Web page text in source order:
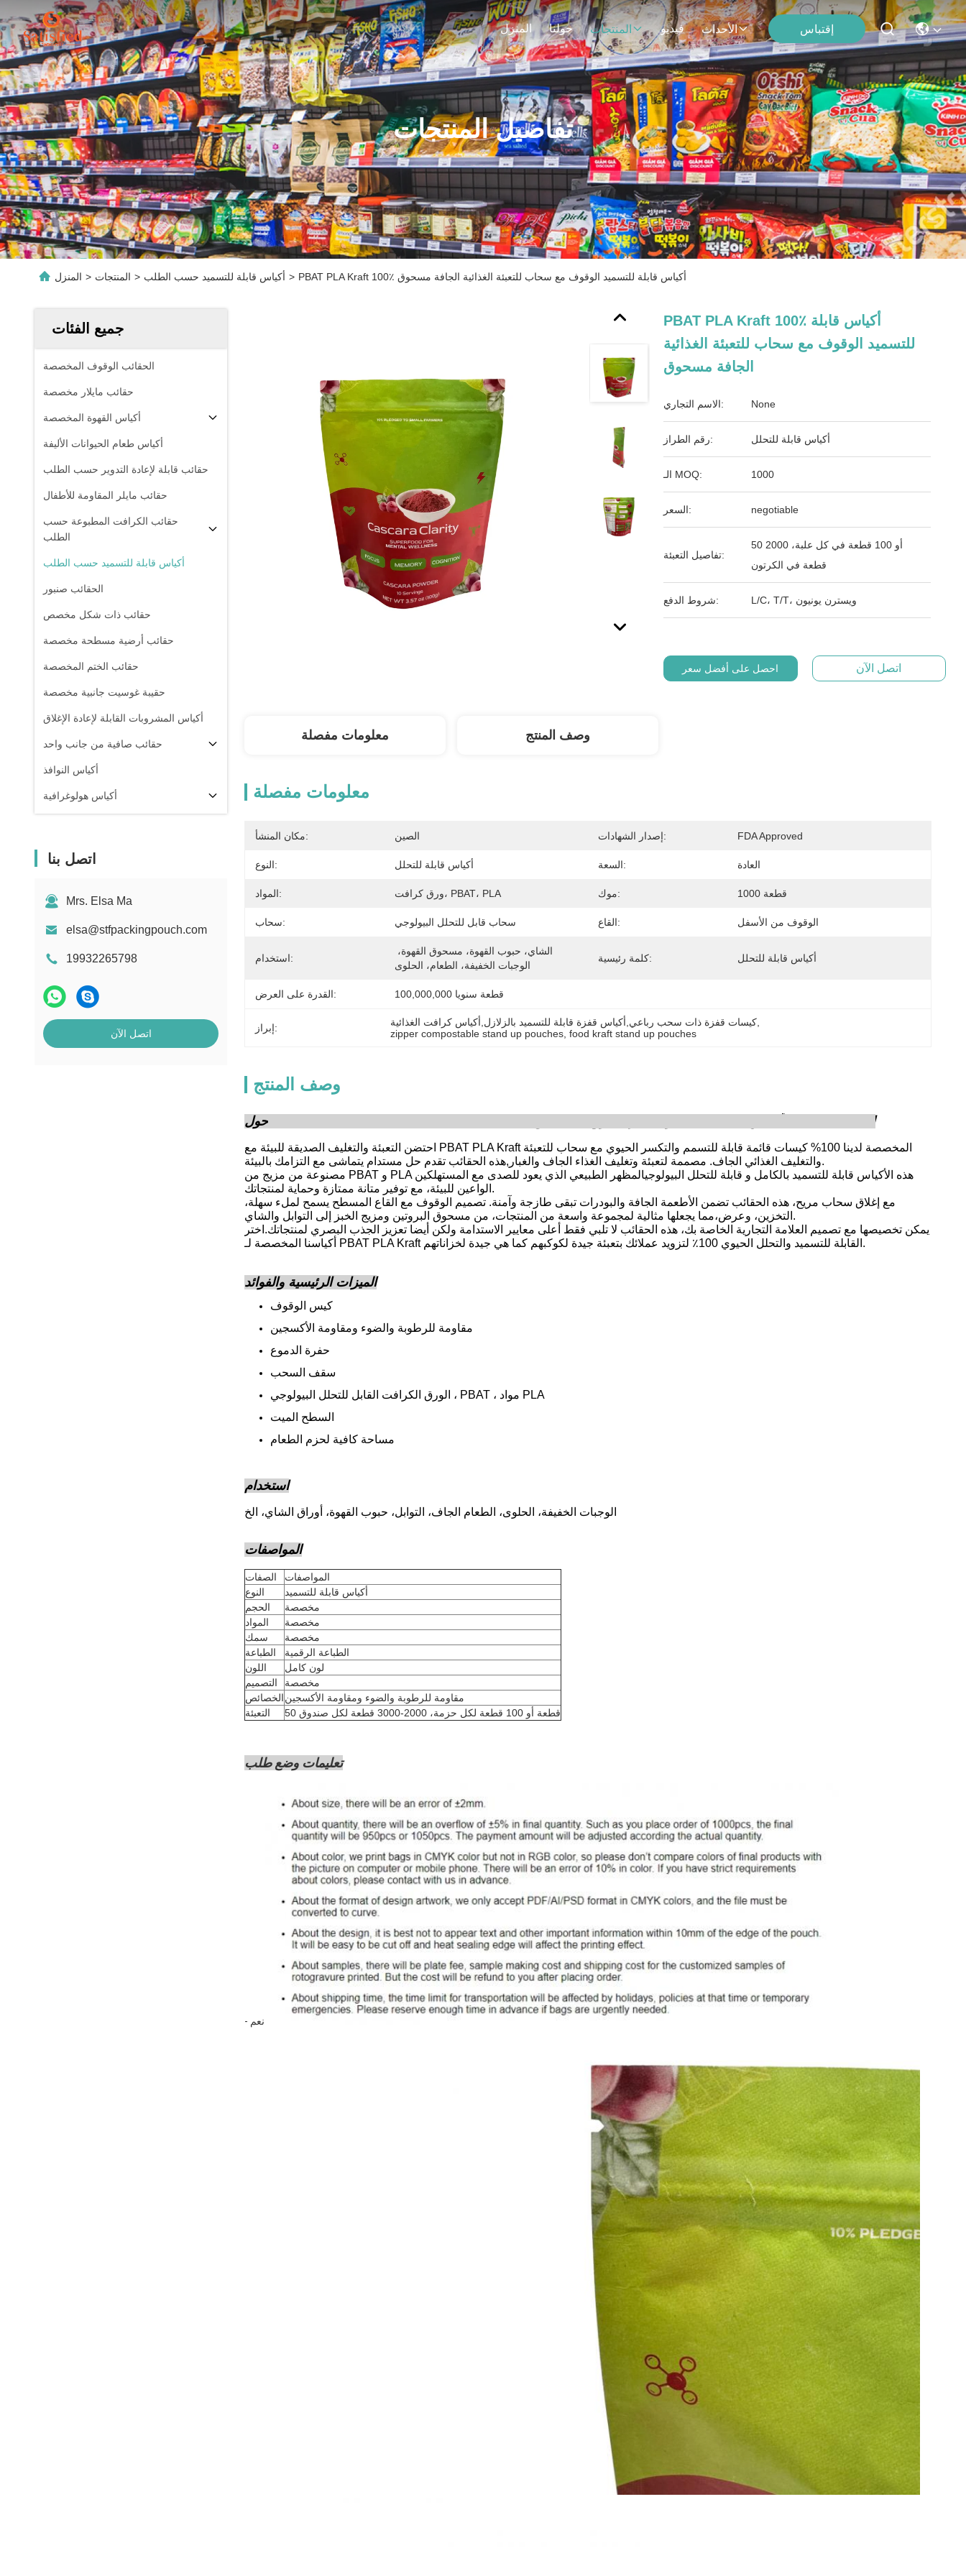
المنزل حولنا المنتجات فيديو الأحداث إقتباس
تفاصيل المنتجات
المنزل > المنتجات > أكياس قابلة للتسميد حسب الطلب > PBAT PLA Kraft 100٪ أكياس قابلة للتسميد الوقوف مع سحاب للتعبئة الغذائية الجافة مسحوق
جميع الفئات
الحقائب الوقوف المخصصة
حقائب مايلار مخصصة
أكياس القهوة المخصصة
أكياس طعام الحيوانات الأليفة
حقائب قابلة لإعادة التدوير حسب الطلب
حقائب مايلر المقاومة للأطفال
حقائب الكرافت المطبوعة حسب
الطلب
أكياس قابلة للتسميد حسب الطلب
الحقائب صنبور
حقائب ذات شكل مخصص
حقائب أرضية مسطحة مخصصة
حقائب الختم المخصصة
حقيبة غوسيت جانبية مخصصة
أكياس المشروبات القابلة لإعادة الإغلاق
حقائب صافية من جانب واحد
أكياس النوافذ
أكياس هولوغرافية
اتصل بنا
Mrs. Elsa Ma
elsa@stfpackingpouch.com
19932265798
اتصل الآن
PBAT PLA Kraft 100٪ أكياس قابلة
للتسميد الوقوف مع سحاب للتعبئة الغذائية
الجافة مسحوق
الاسم التجاري: None
رقم الطراز: أكياس قابلة للتحلل
الـ MOQ: 1000
السعر: negotiable
تفاصيل التعبئة:
50 أو 100 قطعة في كل علبة، 2000
قطعة في الكرتون
شروط الدفع: L/C، T/T، ويسترن يونيون
احصل على أفضل سعر اتصل الآن
معلومات مفصلة وصف المنتج
معلومات مفصلة
مكان المنشأ: الصين إصدار الشهادات: FDA Approved
النوع: أكياس قابلة للتحلل السعة: العادة
المواد: ورق كرافت، PBAT، PLA موك: 1000 قطعة
سحاب: سحاب قابل للتحلل البيولوجي القاع: الوقوف من الأسفل
استخدام:
الوجبات الخفيفة، الطعام، الحلوى
كلمة رئيسية: أكياس قابلة للتحلل
القدرة على العرض: 100,000,000 قطعة سنويا
إبراز: كيسات قفزة ذات سحب رباعي,أكياس قفزة قابلة للتسميد بالزلازل,أكياس كرافت الغذائية
zipper compostable stand up pouches , food kraft stand up pouches
وصف المنتج
احتضن التعبئة والتغليف الصديقة للبيئة مع PBAT PLA Kraft المخصصة لدينا 100% كيسات قائمة قابلة للتسمم والتكسر الحيوي مع سحاب للتعبئة
والتغليف الغذائي الجاف. مصممة لتعبئة وتغليف الغذاء الجاف والغبار,هذه الحقائب تقدم حل مستدام يتماشى مع التزامك بالبيئة.
مصنوعة من مزيج من PBAT و PLA هذه الأكياس قابلة للتسميد بالكامل و قابلة للتحلل البيولوجيالمظهر الطبيعي الذي يعود للصدى مع المستهلكين
الواعين للبيئة، مع توفير متانة ممتازة وحماية لمنتجاتك.
مع إغلاق سحاب مريح، هذه الحقائب تضمن الأطعمة الجافة والبودرات تبقى طازجة وآمنة. تصميم الوقوف مع القاع المسطح يسمح لملء سهلة،
التخزين، وعرض،مما يجعلها مثالية لمجموعة واسعة من المنتجات، من مسحوق البروتين ومزيج الخبز إلى التوابل والشاي.
يمكن تخصيصها مع تصميم العلامة التجارية الخاصة بك، هذه الحقائب لا تلبي فقط أعلى معايير الاستدامة ولكن أيضا تعزيز الجذب البصري لمنتجاتك.اختر
أكياسنا المخصصة لـ PBAT PLA Kraft القابلة للتسميد والتحلل الحيوي 100٪ لتزويد عملائك بتعبئة جيدة لكوكبهم كما هي جيدة لخزاناتهم.
الميزات الرئيسية والفوائد
كيس الوقوف
مقاومة للرطوبة والضوء ومقاومة الأكسجين
حفرة الدموع
سقف السحب
الورق الكرافت القابل للتحلل البيولوجي ، PBAT ، مواد PLA
السطح الميت
مساحة كافية لحزم الطعام
استخدام
الوجبات الخفيفة، الحلوى، الطعام الجاف، التوابل، حبوب القهوة، أوراق الشاي، الخ
المواصفات
الصفات
المواصفات
النوع
أكياس قابلة للتسميد
الحجم
مخصصة
المواد
مخصصة
سمك
مخصصة
الطباعة
الطباعة الرقمية
اللون
لون كامل
التصميم
مخصصة
الخصائصمقاومة للرطوبة والضوء ومقاومة الأكسجين
التعبئة
50 قطعة أو 100 قطعة لكل حزمة، 2000-3000 قطعة لكل صندوق
تعليمات وضع طلب
- نعم